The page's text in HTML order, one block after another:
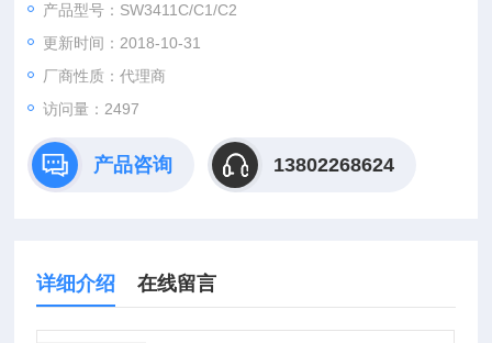
入、输出接口；可选配RS232、RS485、USB接口，可方便地与
计算机或PLC组成综合测试系统。测试速度快、精度高、线性度
好。
产品型号：SW3411C/C1/C2
更新时间：2018-10-31
厂商性质：代理商
访问量：2497
产品咨询 13802268624
详细介绍 在线留言